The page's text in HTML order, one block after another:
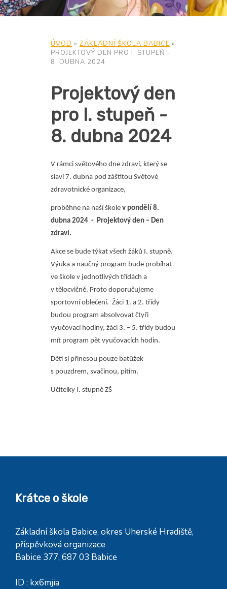
ÚVOD » ZÁKLADNÍ ŠKOLA BABICE »
PROJEKTOVÝ DEN PRO I. STUPEŇ -
8. DUBNA 2024
Projektový den
pro I. stupeň -
8. dubna 2024
V rámci světového dne zdraví, který se
slaví 7. dubna pod záštitou Světové
zdravotnické organizace,
proběhne na naší škole v pondělí 8.
dubna 2024 - Projektový den – Den
zdraví.
Akce se bude týkat všech žáků I. stupně.
Výuka a naučný program bude probíhat
ve škole v jednotlivých třídách a
v tělocvičně. Proto doporučujeme
sportovní oblečení. Žáci 1. a 2. třídy
budou program absolvovat čtyři
vyučovací hodiny, žáci 3. – 5. třídy budou
mít program pět vyučovacích hodin.
Děti si přinesou pouze batůžek
s pouzdrem, svačinou, pitím.
Učitelky I. stupně ZŠ
Krátce o škole
Základní škola Babice, okres Uherské Hradiště,
příspěvková organizace
Babice 377, 687 03 Babice
ID : kx6mjia